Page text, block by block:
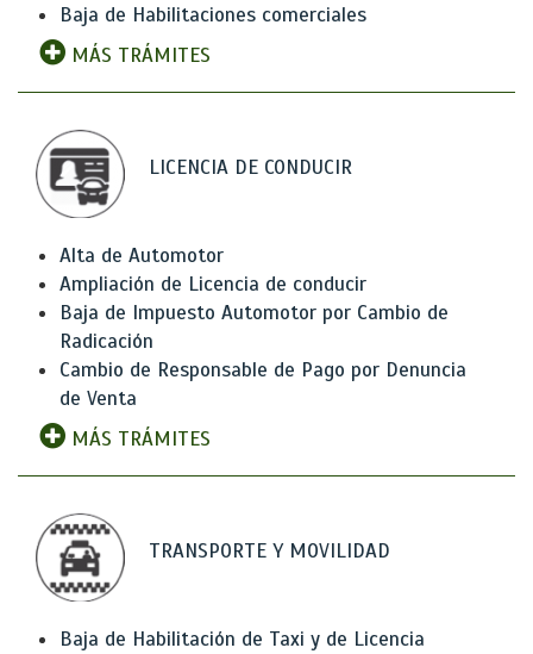
Baja de Habilitaciones comerciales
MÁS TRÁMITES
LICENCIA DE CONDUCIR
Alta de Automotor
Ampliación de Licencia de conducir
Baja de Impuesto Automotor por Cambio de
Radicación
Cambio de Responsable de Pago por Denuncia
de Venta
MÁS TRÁMITES
TRANSPORTE Y MOVILIDAD
Baja de Habilitación de Taxi y de Licencia